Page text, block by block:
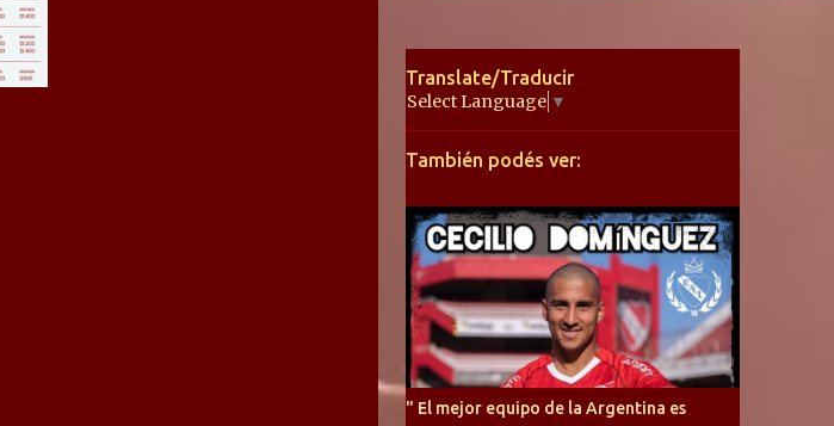
Translate/Traducir
Select Language ▼
También podés ver:
" El mejor equipo de la Argentina es